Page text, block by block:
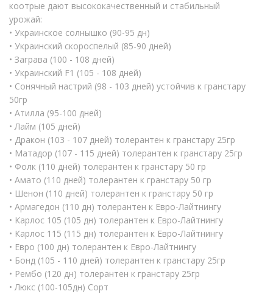
коотрые дают высококачественный и стабильный
урожай:
• Украинское солнышко (90-95 дн)
• Украинский скороспелый (85-90 дней)
• Заграва (100 - 108 дней)
• Украинский F1 (105 - 108 дней)
• Сонячный настрий (98 - 103 дней) устойчив к гранстару
50гр
• Атилла (95-100 дней)
• Лайм (105 дней)
• Дракон (103 - 107 дней) толерантен к гранстару 25гр
• Матадор (107 - 115 дней) толерантен к гранстару 25гр
• Фолк (110 дней) толерантен к гранстару 50 гр
• Амато (110 дней) толерантен к гранстару 50 гр
• Шенон (110 дней) толерантен к гранстару 50 гр
• Армагедон (110 дн) толерантен к Евро-Лайтнингу
• Карлос 105 (105 дн) толерантен к Евро-Лайтнингу
• Карлос 115 (115 дн) толерантен к Евро-Лайтнингу
• Евро (100 дн) толерантен к Евро-Лайтнингу
• Бонд (105 - 110 дней) толерантен к гранстару 25гр
• Рембо (120 дн) толерантен к гранстару 25гр
• Люкс (100-105дн) Сорт